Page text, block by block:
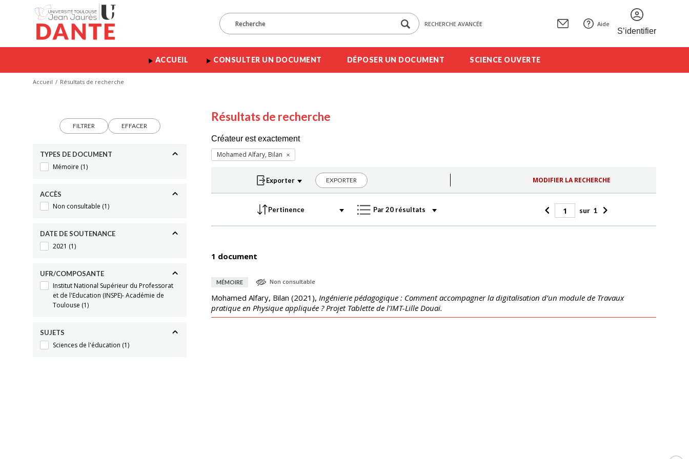
RECHERCHE AVANCÉE Aide
S’identifier
ACCUEIL CONSULTER UN DOCUMENT DÉPOSER UN DOCUMENT SCIENCE OUVERTE
Accueil Résultats de recherche
FILTRER EFFACER
TYPES DE DOCUMENT
Mémoire (1)
ACCÈS
Non consultable (1)
DATE DE SOUTENANCE
2021 (1)
UFR/COMPOSANTE
Institut National Supérieur du Professorat
et de l'Education (INSPE)- Académie de
Toulouse (1)
SUJETS
Sciences de l'éducation (1)
Résultats de recherche
Créateur est exactement
Mohamed Alfary, Bilan
EXPORTER MODIFIER LA RECHERCHE
sur 1
1 document
MÉMOIRE Non consultable
Mohamed Alfary, Bilan (2021 ), Ingénierie pédagogique : Comment accompagner la digitalisation d’un module de Travaux
pratique en Physique appliquée ? Projet Tablette de l’IMT-Lille Douai.